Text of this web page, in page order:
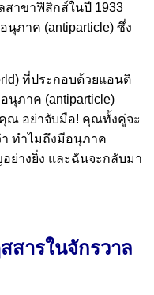
สาขาฟิสิกส์ในปี 1933
ภาค (antiparticle) ซึ่ง
ที่ประกอบด้วยแอนติ
นุภาค (antiparticle)
ณ อย่าจับมือ! คุณทั้งคู่จะ
ทำไมถึงมีอนุภาค
ย่างยิ่ง และฉันจะกลับมา
สารในจักรวาล